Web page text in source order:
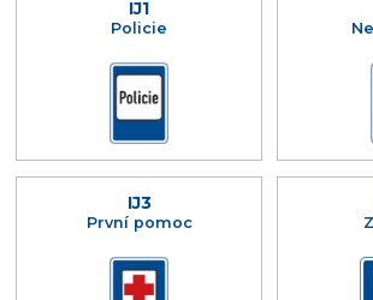
IJ1
Policie
IJ3
První pomoc